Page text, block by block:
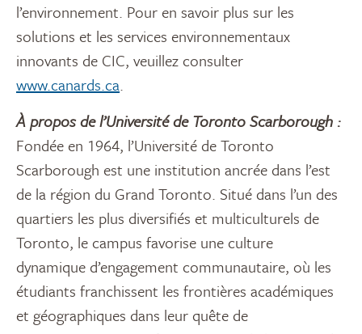
l’environnement. Pour en savoir plus sur les
solutions et les services environnementaux
innovants de CIC, veuillez consulter
www.canards.ca.
À propos de l’Université de Toronto Scarborough :
Fondée en 1964, l’Université de Toronto
Scarborough est une institution ancrée dans l’est
de la région du Grand Toronto. Situé dans l’un des
quartiers les plus diversifiés et multiculturels de
Toronto, le campus favorise une culture
dynamique d’engagement communautaire, où les
étudiants franchissent les frontières académiques
et géographiques dans leur quête de